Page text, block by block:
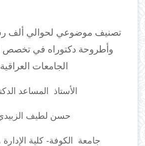
تصنيف موضوعي لحوالي ألف
وأطروحة دكتوراه في تخصص
الجامعات العراقية
الأستاذ المساعد
حسن لطيف
جامعة الكوفة- كلية الإدارة